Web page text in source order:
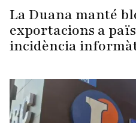
La Duana manté
exportacions a
incidència